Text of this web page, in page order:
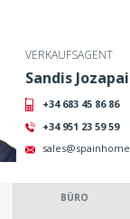
VERKAUFSAGENT
Sandis
+34 683 45 86 86
+34 951 23 59 59
BÜRO